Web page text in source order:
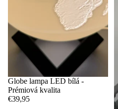
Globe lampa LED bílá -
Prémiová kvalita
€39,95